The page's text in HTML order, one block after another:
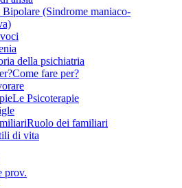
(Sindrome maniaco-
della psichiatria
Come fare per?
Le Psicoterapie
Ruolo dei familiari
di vita
prov.